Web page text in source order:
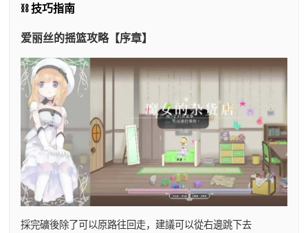
⛓️ 技巧指南
爱丽丝的摇篮攻略【序章】
採完礦後除了可以原路往回走，建議可以從右邊跳下去